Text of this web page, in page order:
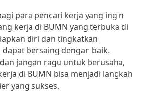
para pencari kerja yang ingin
kerja di BUMN yang terbuka di
diri dan tingkatkan
bersaing dengan baik.
jangan ragu untuk berusaha,
di BUMN bisa menjadi langkah
yang sukses.